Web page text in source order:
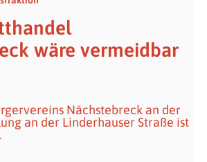
wäre vermeidbar
Nächstebreck an der
an der Linderhauser Straße ist